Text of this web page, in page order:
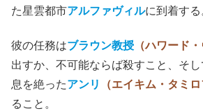
た星雲都市アルファヴィルに到着する
彼の任務はブラウン教授 （ハワード
出すか、不可能ならば殺すこと、そ
息を絶ったアンリ （エイキム・タミロ
ること。